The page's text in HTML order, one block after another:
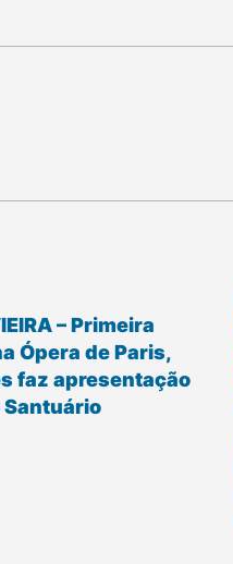
– Primeira
Ópera de Paris,
faz apresentação